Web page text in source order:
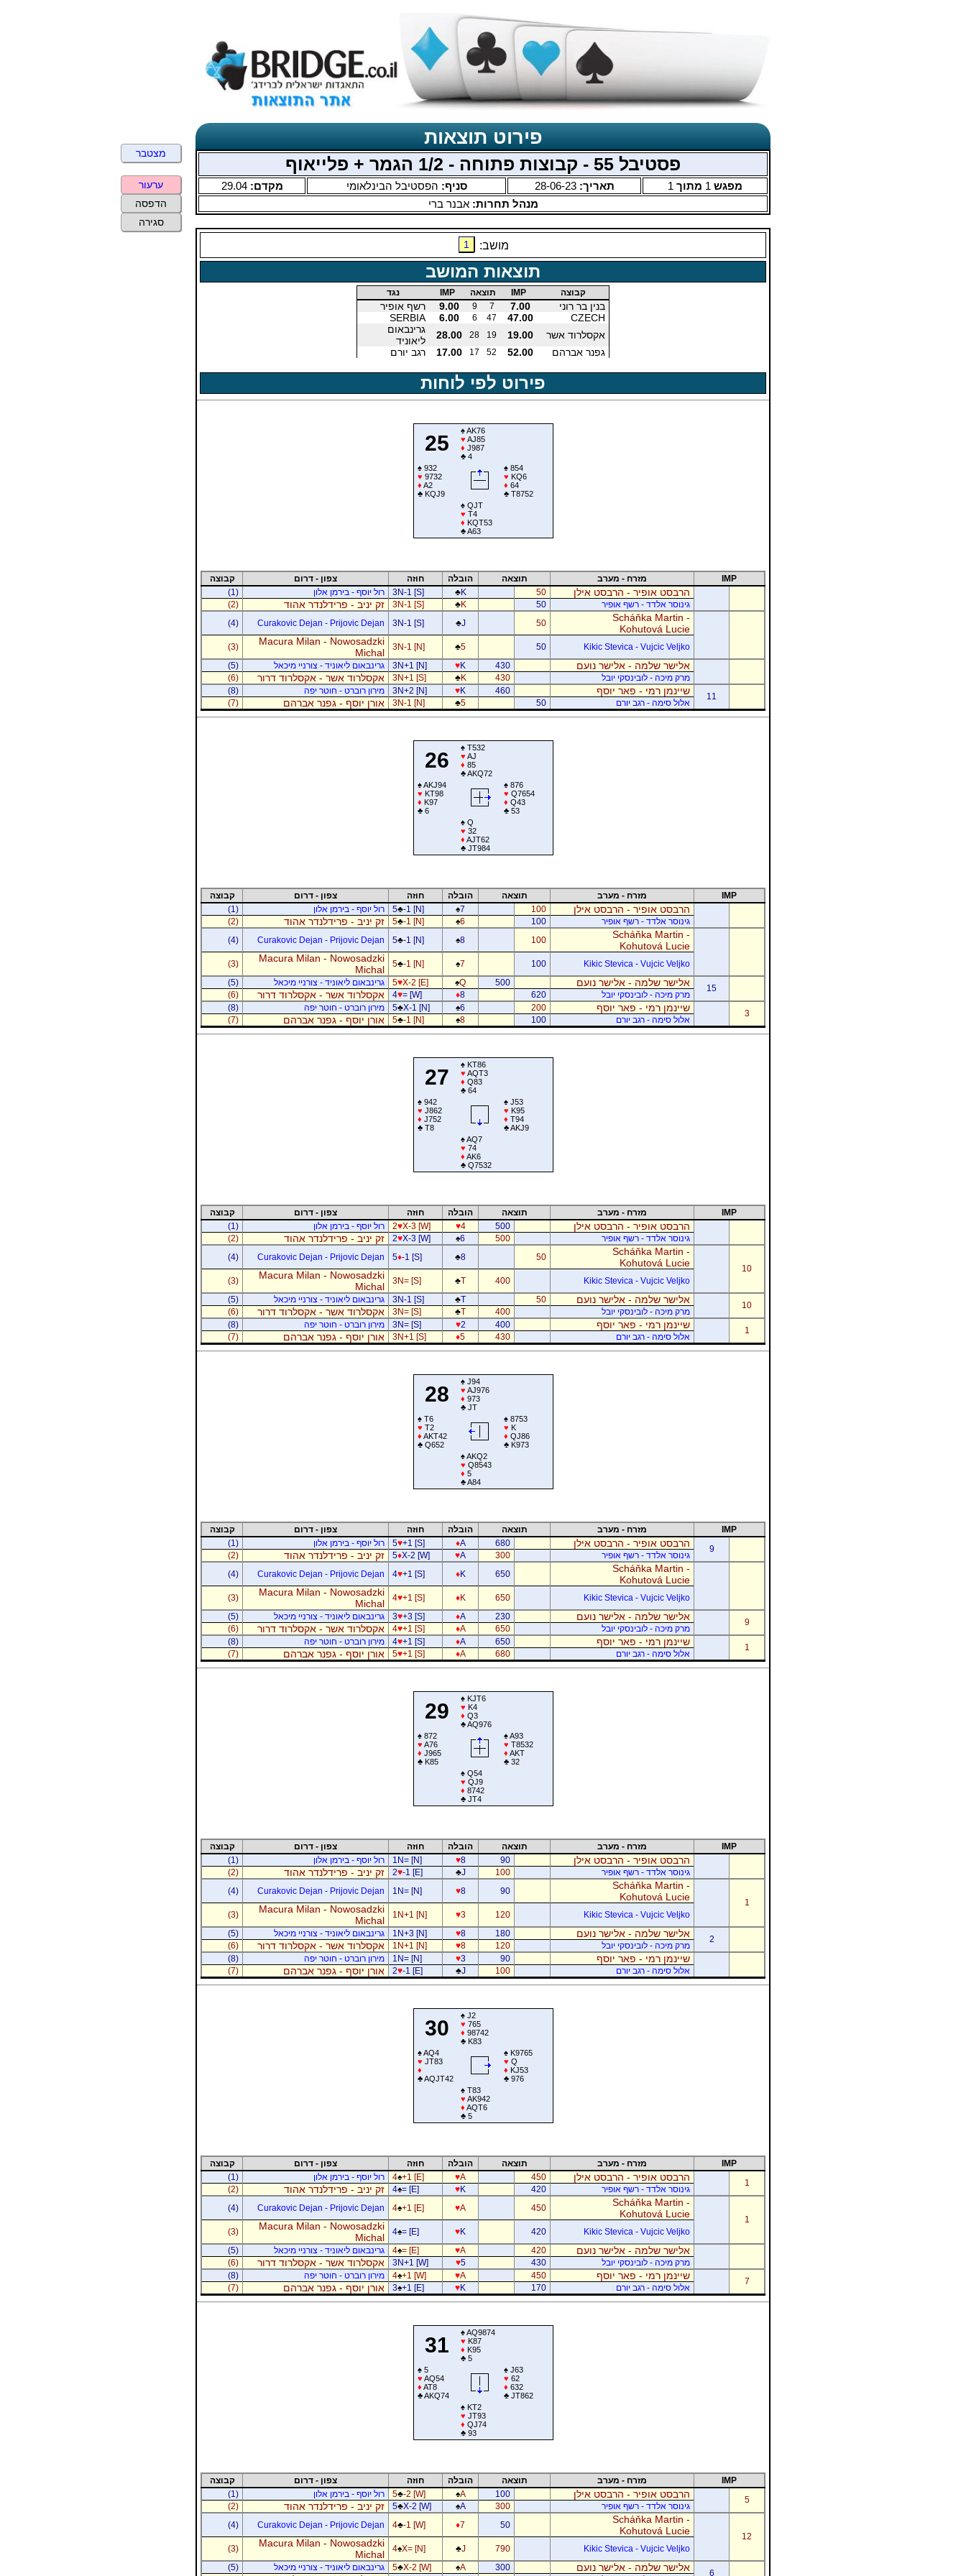
פירוט תוצאות
פסטיבל 55 - קבוצות פתוחה - 1/2 הגמר + פלייאוף
מפגש 1 מתוך 1 תאריך:28-06-23 סניף: הפסטיבל הבינלאומי מקדם:29.04
מנהל תחרות:אבנר ברי
מושב: 1
תוצאות המושב
קבוצה IMP תוצאה IMP נגד
בנין בר רוני 7.00
7
9
9.00
רשף אופיר
CZECH
47.00
47
6
6.00
SERBIA
אקסלרוד אשר
19.00
19
28
28.00
גרינבאום
ליאוניד
גפנר אברהם
52.00
52
17
17.00 רגב יורם
פירוט לפי לוחות
25
♠AK76
♥ AJ85
♦ J987
♣4
♠932
♥ 9732
♦ A2
♣KQJ9
♠854
♥ KQ6
♦ 64
♣T8752
♠QJT
♥ T4
♦ KQT53
♣A63
IMP מזרח - מערב תוצאה הובלה חוזה צפון - דרום קבוצה
הרבסט אופיר - הרבסט אילן 50
♣K
3N-1 [S] רול יוסף - בירמן אלון
(1)
גינוסר אלדד - רשף אופיר
50
♣K
3N-1 [S] זק יניב - פרידלנדר אהוד (2)
Scháňka Martin -
Kohutová Lucie
50
♣J
3N-1 [S]
Curakovic Dejan - Prijovic Dejan
(4)
Kikic Stevica - Vujcic Veljko
50
♣5
3N-1 [N]
Macura Milan - Nowosadzki
Michal
(3)
אלישר שלמה - אלישר נועם 430
♥K
3N+1 [N] גרינבאום ליאוניד - צורניי מיכאל
(5)
מרק מיכה - לובינסקי יובל
430
♣K
3N+1 [S] אקסלרוד אשר - אקסלרוד דרור
(6)
11
שיינמן רמי - פאר יוסף 460
♥K
3N+2 [N] מירון רוברט - חוטר יפה
(8)
אלול סימה - רגב יורם
50
♣5
3N-1 [N] אורן יוסף - גפנר אברהם (7)
26
♠T532
♥ AJ
♦ 85
♣AKQ72
♠AKJ94
♥ KT98
♦ K97
♣6
♠876
♥ Q7654
♦ Q43
♣53
♠Q
♥ 32
♦ AJT62
♣JT984
IMP מזרח - מערב תוצאה הובלה חוזה צפון - דרום קבוצה
הרבסט אופיר - הרבסט אילן 100
♠7
5♣-1 [N] רול יוסף - בירמן אלון
(1)
גינוסר אלדד - רשף אופיר
100
♠6
5♣-1 [N] זק יניב - פרידלנדר אהוד (2)
Scháňka Martin -
Kohutová Lucie
100
♠8
5♣-1 [N]
Curakovic Dejan - Prijovic Dejan
(4)
Kikic Stevica - Vujcic Veljko
100
♠7
5♣-1 [N]
Macura Milan - Nowosadzki
Michal
(3)
15 אלישר שלמה - אלישר נועם 500
♠Q
5♥X-2 [E] גרינבאום ליאוניד - צורניי מיכאל
(5)
מרק מיכה - לובינסקי יובל
620
♦8
4♥= [W] אקסלרוד אשר - אקסלרוד דרור
(6)
3
שיינמן רמי - פאר יוסף 200
♠6
5♣X-1 [N] מירון רוברט - חוטר יפה
(8)
אלול סימה - רגב יורם
100
♠8
5♣-1 [N] אורן יוסף - גפנר אברהם (7)
27
♠KT86
♥ AQT3
♦ Q83
♣64
♠942
♥ J862
♦ J752
♣T8
♠J53
♥ K95
♦ T94
♣AKJ9
♠AQ7
♥ 74
♦ AK6
♣Q7532
IMP מזרח - מערב תוצאה הובלה חוזה צפון - דרום קבוצה
הרבסט אופיר - הרבסט אילן 500
♥4
2♥X-3 [W] רול יוסף - בירמן אלון
(1)
גינוסר אלדד - רשף אופיר
500
♠6
2♥X-3 [W] זק יניב - פרידלנדר אהוד (2)
10
Scháňka Martin -
Kohutová Lucie
50
♣8
5♦-1 [S]
Curakovic Dejan - Prijovic Dejan
(4)
Kikic Stevica - Vujcic Veljko
400
♣T
3N= [S]
Macura Milan - Nowosadzki
Michal
(3)
10 אלישר שלמה - אלישר נועם 50
♣T
3N-1 [S] גרינבאום ליאוניד - צורניי מיכאל
(5)
מרק מיכה - לובינסקי יובל
400
♣T
3N= [S] אקסלרוד אשר - אקסלרוד דרור
(6)
1
שיינמן רמי - פאר יוסף 400
♥2
3N= [S] מירון רוברט - חוטר יפה
(8)
אלול סימה - רגב יורם
430
♦5
3N+1 [S] אורן יוסף - גפנר אברהם (7)
28
♠J94
♥ AJ976
♦ 973
♣JT
♠T6
♥ T2
♦ AKT42
♣Q652
♠8753
♥ K
♦ QJ86
♣K973
♠AKQ2
♥ Q8543
♦ 5
♣A84
IMP מזרח - מערב תוצאה הובלה חוזה צפון - דרום
קבוצה
9
הרבסט אופיר - הרבסט אילן 680
♦A
5♥+1 [S] רול יוסף - בירמן אלון
(1)
גינוסר אלדד - רשף אופיר
300
♥A
5♦X-2 [W] זק יניב - פרידלנדר אהוד (2)
Scháňka Martin -
Kohutová Lucie
650
♦K
4♥+1 [S]
Curakovic Dejan - Prijovic Dejan
(4)
Kikic Stevica - Vujcic Veljko
650
♦K
4♥+1 [S]
Macura Milan - Nowosadzki
Michal
(3)
9 אלישר שלמה - אלישר נועם 230
♦A
3♥+3 [S] גרינבאום ליאוניד - צורניי מיכאל
(5)
מרק מיכה - לובינסקי יובל
650
♦A
4♥+1 [S] אקסלרוד אשר - אקסלרוד דרור
(6)
1
שיינמן רמי - פאר יוסף 650
♦A
4♥+1 [S] מירון רוברט - חוטר יפה
(8)
אלול סימה - רגב יורם
680
♦A
5♥+1 [S] אורן יוסף - גפנר אברהם (7)
29
♠KJT6
♥ K4
♦ Q3
♣AQ976
♠872
♥ A76
♦ J965
♣K85
♠A93
♥ T8532
♦ AKT
♣32
♠Q54
♥ QJ9
♦ 8742
♣JT4
IMP מזרח - מערב תוצאה הובלה חוזה צפון - דרום קבוצה
הרבסט אופיר - הרבסט אילן 90
♥8
1N= [N] רול יוסף - בירמן אלון
(1)
גינוסר אלדד - רשף אופיר
100
♣J
2♥-1 [E] זק יניב - פרידלנדר אהוד (2)
1
Scháňka Martin -
Kohutová Lucie
90
♥8
1N= [N]
Curakovic Dejan - Prijovic Dejan
(4)
Kikic Stevica - Vujcic Veljko
120
♥3
1N+1 [N]
Macura Milan - Nowosadzki
Michal
(3)
2 אלישר שלמה - אלישר נועם 180
♥8
1N+3 [N] גרינבאום ליאוניד - צורניי מיכאל
(5)
מרק מיכה - לובינסקי יובל
120
♥8
1N+1 [N] אקסלרוד אשר - אקסלרוד דרור (6)
שיינמן רמי - פאר יוסף 90
♥3
1N= [N] מירון רוברט - חוטר יפה
(8)
אלול סימה - רגב יורם
100
♣J
2♥-1 [E] אורן יוסף - גפנר אברהם (7)
30
♠J2
♥ 765
♦ 98742
♣K83
♠AQ4
♥ JT83
♦
♣AQJT42
♠K9765
♥ Q
♦ KJ53
♣976
♠T83
♥ AK942
♦ AQT6
♣5
IMP מזרח - מערב תוצאה הובלה חוזה צפון - דרום
קבוצה
1
הרבסט אופיר - הרבסט אילן 450
♥A
4♠+1 [E] רול יוסף - בירמן אלון
(1)
גינוסר אלדד - רשף אופיר
420
♥K
4♠= [E] זק יניב - פרידלנדר אהוד (2)
1
Scháňka Martin -
Kohutová Lucie
450
♥A
4♠+1 [E]
Curakovic Dejan - Prijovic Dejan
(4)
Kikic Stevica - Vujcic Veljko
420
♥K
4♠= [E]
Macura Milan - Nowosadzki
Michal
(3)
אלישר שלמה - אלישר נועם 420
♥A
4♠= [E] גרינבאום ליאוניד - צורניי מיכאל
(5)
מרק מיכה - לובינסקי יובל
430
♥5
3N+1 [W] אקסלרוד אשר - אקסלרוד דרור
(6)
7
שיינמן רמי - פאר יוסף 450
♥A
4♠+1 [W] מירון רוברט - חוטר יפה
(8)
אלול סימה - רגב יורם
170
♥K
3♠+1 [E] אורן יוסף - גפנר אברהם (7)
31
♠AQ9874
♥ K87
♦ K95
♣5
♠5
♥ AQ54
♦ AT8
♣AKQ74
♠J63
♥ 62
♦ 632
♣JT862
♠KT2
♥ JT93
♦ QJ74
♣93
IMP מזרח - מערב תוצאה הובלה חוזה צפון - דרום
קבוצה
5
הרבסט אופיר - הרבסט אילן 100
♠A
5♣-2 [W] רול יוסף - בירמן אלון
(1)
גינוסר אלדד - רשף אופיר
300
♠A
5♣X-2 [W] זק יניב - פרידלנדר אהוד (2)
12
Scháňka Martin -
Kohutová Lucie
50
♦7
4♣-1 [W]
Curakovic Dejan - Prijovic Dejan
(4)
Kikic Stevica - Vujcic Veljko
790
♣J
4♠X= [N]
Macura Milan - Nowosadzki
Michal
(3)
6 אלישר שלמה - אלישר נועם 300
♠A
5♣X-2 [W] גרינבאום ליאוניד - צורניי מיכאל
(5)
מצטבר
ערעור
הדפסה
סגירה